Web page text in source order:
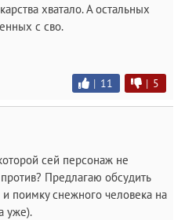
хватало. А остальных
с сво.
| 11 | 5
сей персонаж не
Предлагаю обсудить
поимку снежного человека на
уже).